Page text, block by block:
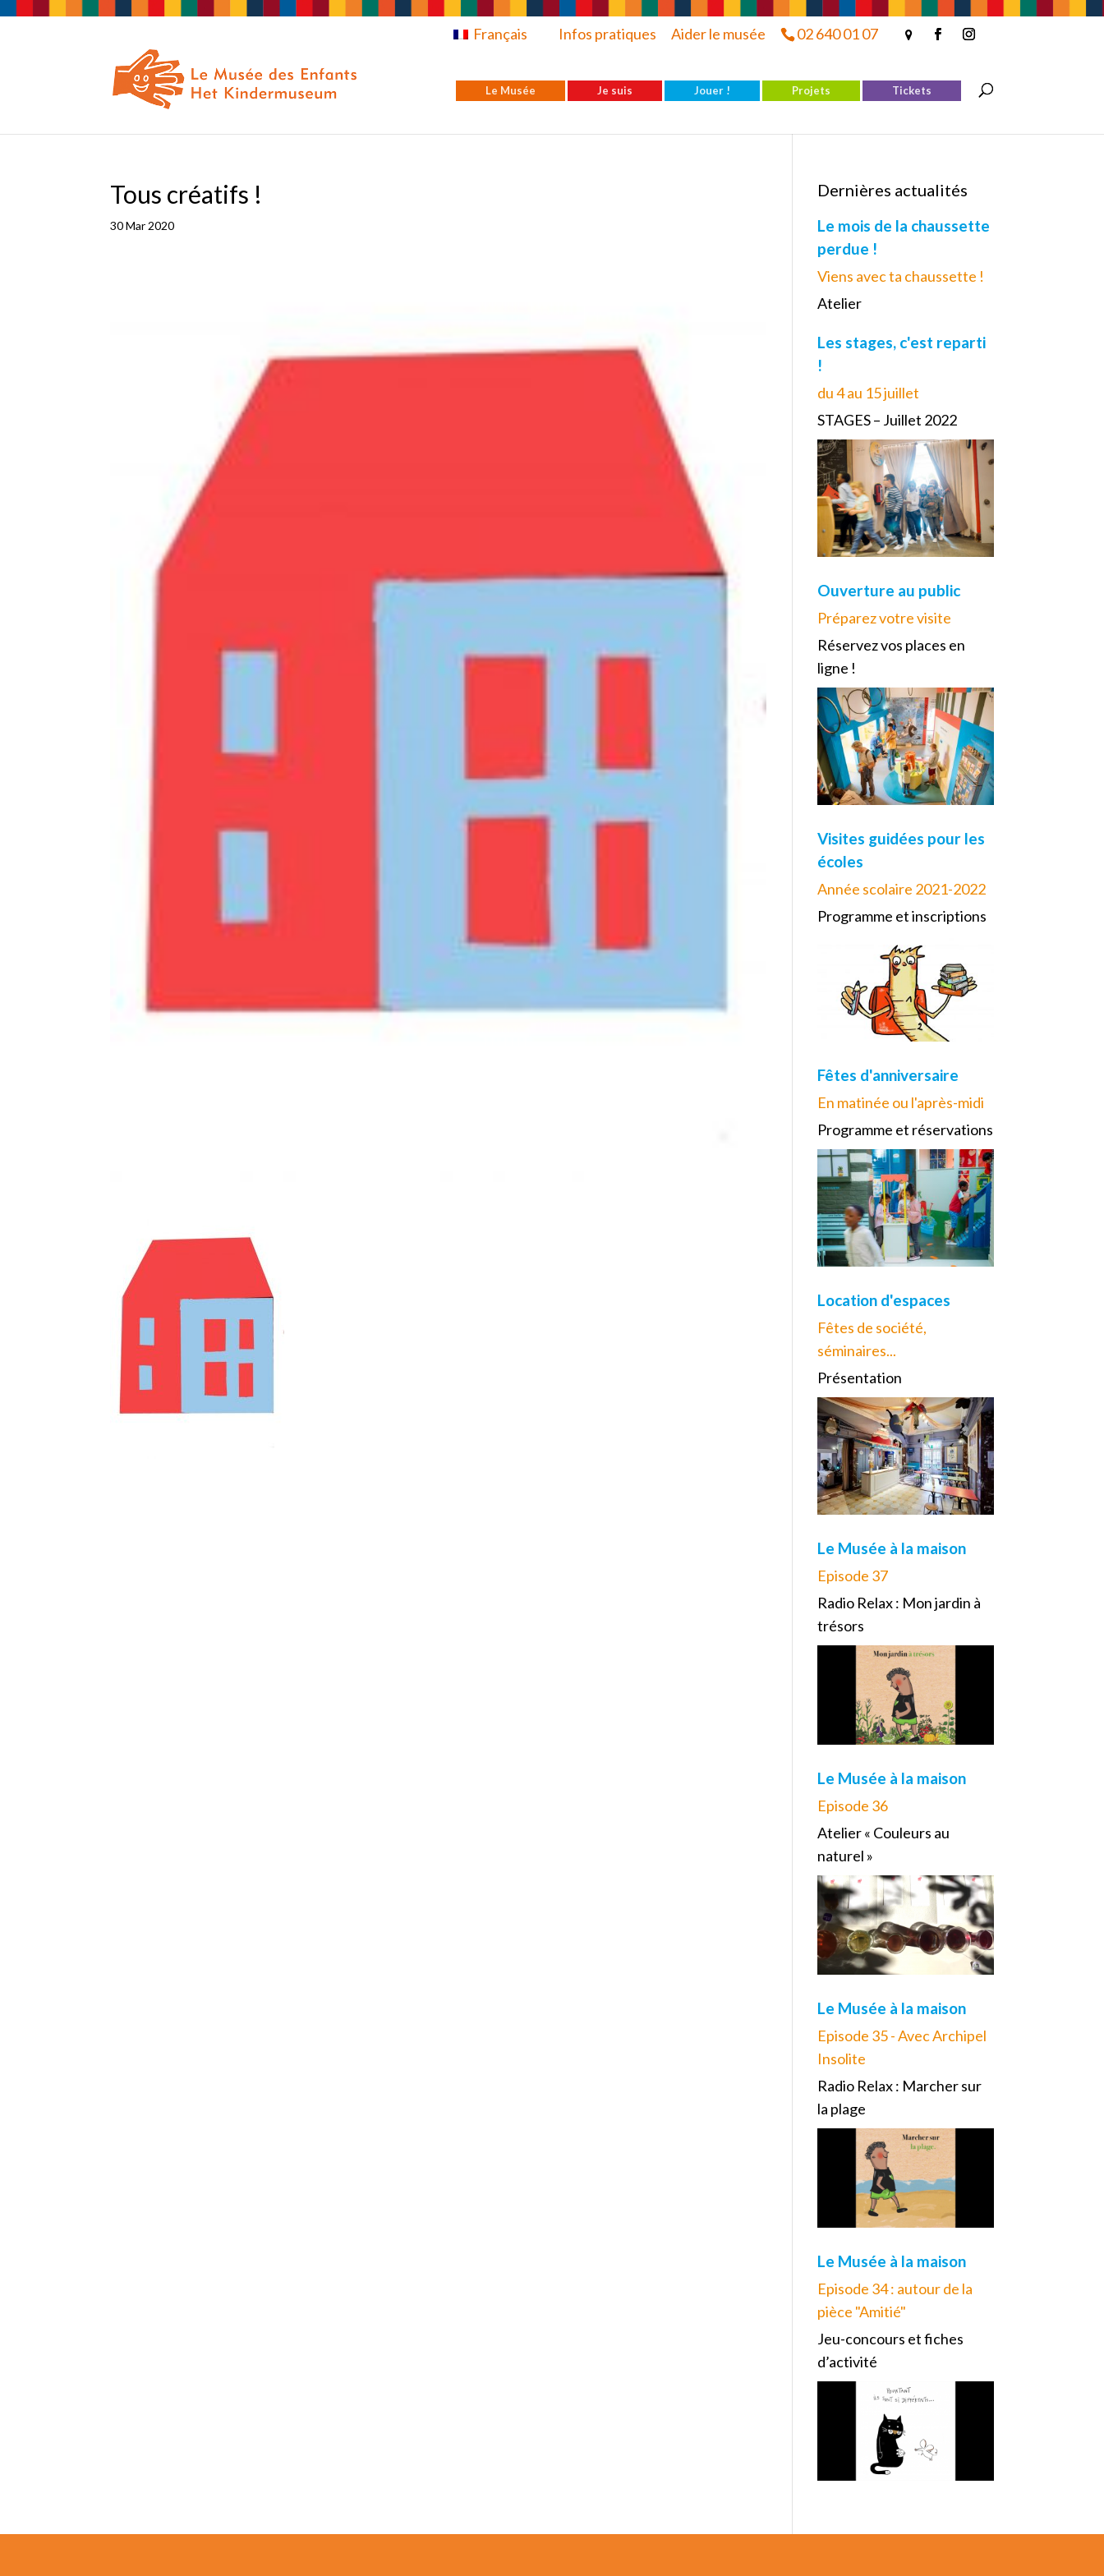
02 640 01 07
Français Infos pratiques Aider le musée
Le Musée Je suis Jouer ! Projets Tickets
Tous créatifs !
30 Mar 2020
Dernières actualités
Le mois de la chaussette
perdue !
Viens avec ta chaussette !
Atelier
Les stages, c'est reparti
!
du 4 au 15 juillet
STAGES – Juillet 2022
Ouverture au public
Préparez votre visite
Réservez vos places en
ligne !
Visites guidées pour les
écoles
Année scolaire 2021-2022
Programme et inscriptions
Fêtes d'anniversaire
En matinée ou l'après-midi
Programme et réservations
Location d'espaces
Fêtes de société,
séminaires...
Présentation
Le Musée à la maison
Episode 37
Radio Relax : Mon jardin à
trésors
Le Musée à la maison
Episode 36
Atelier « Couleurs au
naturel »
Le Musée à la maison
Episode 35 - Avec Archipel
Insolite
Radio Relax : Marcher sur
la plage
Le Musée à la maison
Episode 34 : autour de la
pièce "Amitié"
Jeu-concours et fiches
d’activité